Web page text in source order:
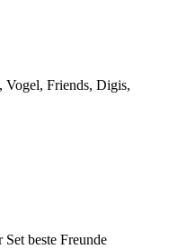
Vogel, Friends, Digis,
beste Freunde